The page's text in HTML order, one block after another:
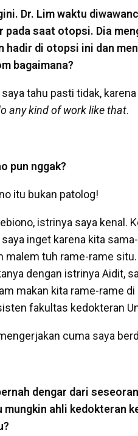
Dr. Lim waktu
pada saat otopsi. Dia
hadir di otopsi ini dan
bagaimana?
tahu pasti tidak,
any kind of work like that.
pun nggak?
itu bukan patolog!
istrinya saya kenal.
saya inget karena kita
malem tuh rame-rame
dengan istrinya Aidit,
makan kita rame-rame
fakultas kedokteran
cuma saya
dengar dari
ahli kedokteran